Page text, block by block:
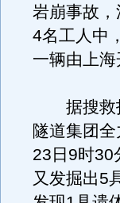
岩崩事故
4名工人中
一辆由上
据搜救指
隧道集团
23日9时30
又发掘出5